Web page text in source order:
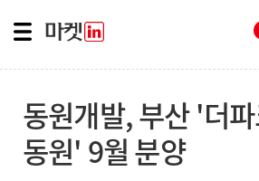
동원개발, 부산 '더
동원' 9월 분양